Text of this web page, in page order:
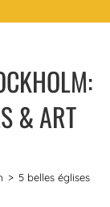
& ART
> 5 belles églises